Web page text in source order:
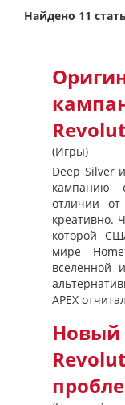
Найдено 11
(Игры)
Deep Silver
кампанию
отличии
креативно.
которой
мире
вселенной
APEX
Новый